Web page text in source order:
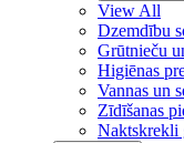
View All
Dzemdību
Grūtnieču
Higiēnas
Vannas un
Zīdīšanas
Naktskrekli